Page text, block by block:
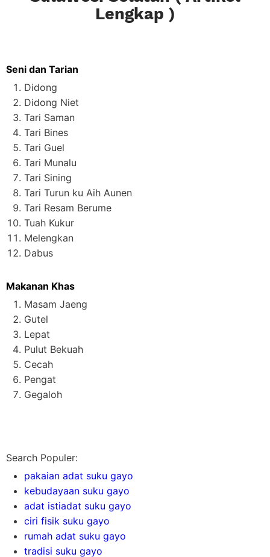
Lengkap )
Seni dan Tarian
Didong
Didong Niet
Tari Saman
Tari Bines
Tari Guel
Tari Munalu
Tari Sining
Tari Turun ku Aih Aunen
Tari Resam Berume
Tuah Kukur
Melengkan
Dabus
Makanan Khas
Masam Jaeng
Gutel
Lepat
Pulut Bekuah
Cecah
Pengat
Gegaloh
Search Populer:
pakaian adat suku gayo
kebudayaan suku gayo
adat istiadat suku gayo
ciri fisik suku gayo
rumah adat suku gayo
tradisi suku gayo